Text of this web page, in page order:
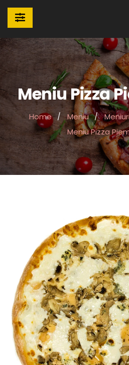
Meniu Pizza
Home Meniu
Meniu Pizza